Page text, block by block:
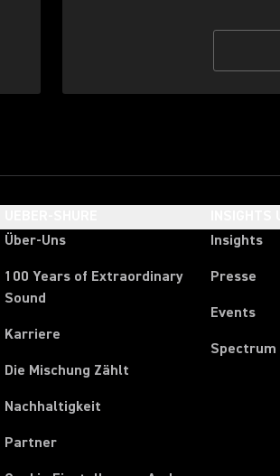
Über-Uns
100 Years of Extraordinary
Sound
Karriere
Die Mischung Zählt
Nachhaltigkeit
Partner
Insights
Presse
Events
Spectrum